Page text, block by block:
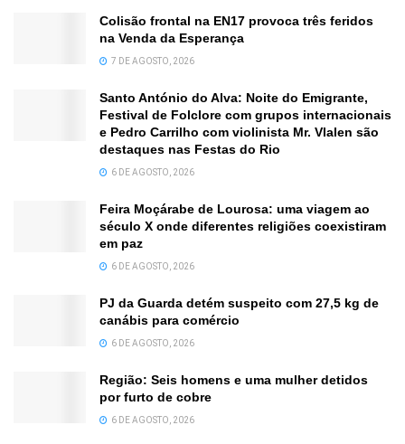
Colisão frontal na EN17 provoca três feridos
na Venda da Esperança
7 DE AGOSTO, 2026
Santo António do Alva: Noite do Emigrante,
Festival de Folclore com grupos internacionais
e Pedro Carrilho com violinista Mr. Vlalen são
destaques nas Festas do Rio
6 DE AGOSTO, 2026
Feira Moçárabe de Lourosa: uma viagem ao
século X onde diferentes religiões coexistiram
em paz
6 DE AGOSTO, 2026
PJ da Guarda detém suspeito com 27,5 kg de
canábis para comércio
6 DE AGOSTO, 2026
Região: Seis homens e uma mulher detidos
por furto de cobre
6 DE AGOSTO, 2026